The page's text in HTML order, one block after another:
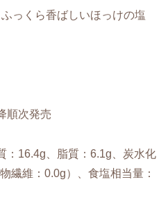
っくら香ばしいほっけの塩
順次発売
：16.4g、脂質：6.1g、炭水化
繊維：0.0g）、食塩相当量：